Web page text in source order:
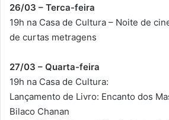
26/03 – Terca-feira
19h na Casa de Cultura – Noite de
de curtas metragens
27/03 – Quarta-feira
19h na Casa de Cultura:
Lançamento de Livro: Encanto dos
Bilaco Chanan